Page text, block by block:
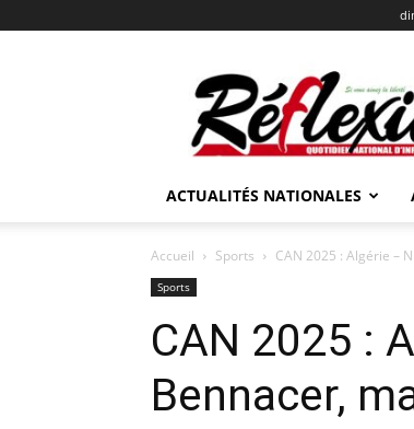
REFLEXION
ACTUALITÉS NATIONALES
Accueil Sports CAN 2025 : Algérie –
Sports
CAN 2025 :
Bennacer,